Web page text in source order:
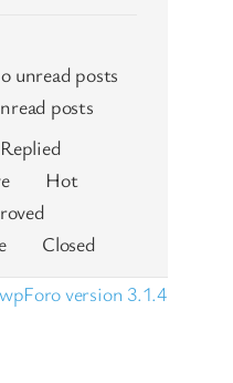
unread posts
posts
Hot
Closed
version 3.1.4